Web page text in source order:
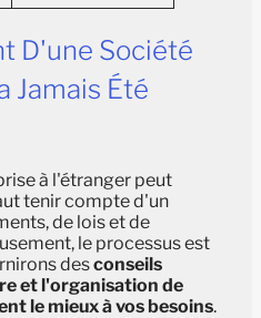
D'une Société
Jamais Été
à l'étranger peut
tenir compte d'un
de lois et de
le processus est
desconseils
et l'organisation de
le mieux à vos besoins.